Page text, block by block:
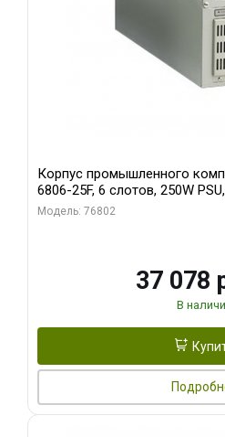
Корпус промышленного
6806-25F, 6 слотов, 250W
1*3.5"ext)
Модель: 76802
37 078
В